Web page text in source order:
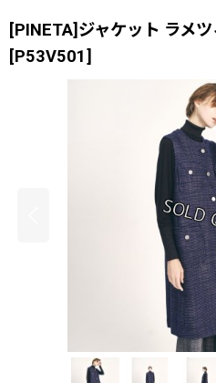
[PINETA]ジャケット ラメ
[P53V501]